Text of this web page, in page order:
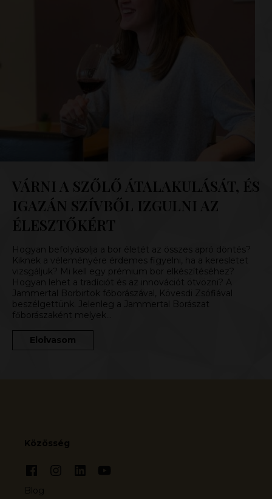
VÁRNI A SZŐLŐ ÁTALAKULÁSÁT, ÉS
IGAZÁN SZÍVBŐL IZGULNI AZ
ÉLESZTŐKÉRT
Hogyan befolyásolja a bor életét az összes apró döntés?
Kiknek a véleményére érdemes figyelni, ha a keresletet
vizsgáljuk? Mi kell egy prémium bor elkészítéséhez?
Hogyan lehet a tradíciót és az innovációt ötvözni? A
Jammertal Borbirtok főborászával, Kövesdi Zsófiával
beszélgettünk. Jelenleg a Jammertal Borászat
főborászaként melyek…
Elolvasom
Közösség
Blog